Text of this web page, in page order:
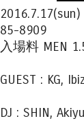
85-8909
入場料 MEN
GUEST : KG,
DJ : SHIN,